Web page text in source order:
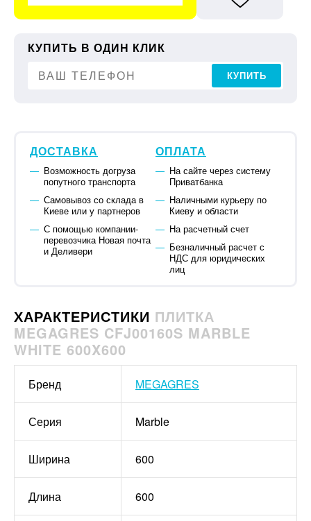
КУПИТЬ В ОДИН КЛИК
КУПИТЬ
ДОСТАВКА
Возможность догруза
попутного транспорта
Самовывоз со склада в
Киеве или у партнеров
С помощью компании-
перевозчика Новая почта
и Деливери
ОПЛАТА
На сайте через систему
Приватбанка
Наличными курьеру по
Киеву и области
На расчетный счет
Безналичный расчет с
НДС для юридических
лиц
ХАРАКТЕРИСТИКИ ПЛИТКА
MEGAGRES CFJ00160S MARBLE
WHITE 600X600
Бренд MEGAGRES
Серия Marble
Ширина 600
Длина 600